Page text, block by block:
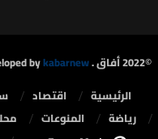
©2022 أفاق . All Right Reserved. Designed and Developed by
kabarnew.
الرئيسية
⁠اقتصاد
رياضة
المنوعات